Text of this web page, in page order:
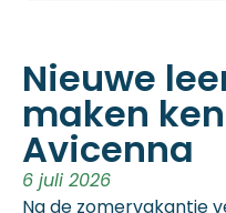
Nieuwe
maken
Avicenna
6 juli 2026
Na de zomervakantie